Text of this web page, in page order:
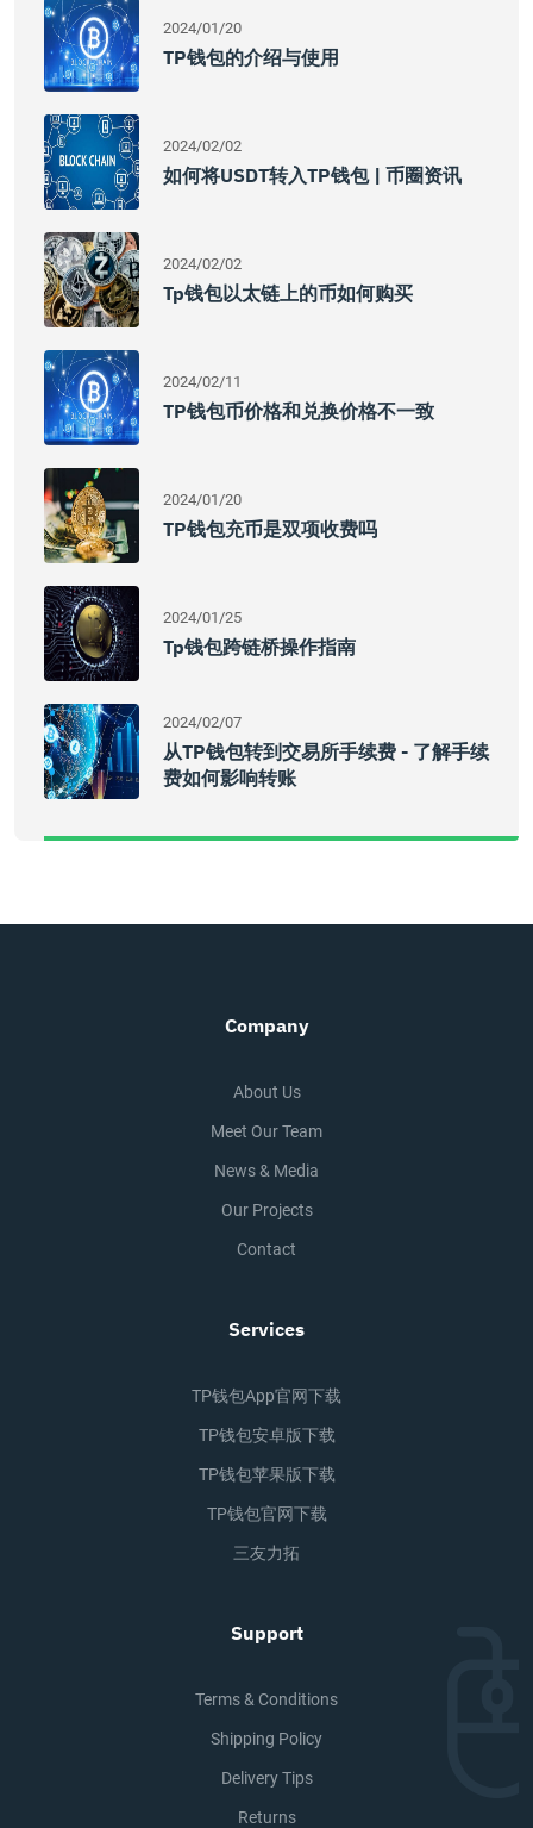
2024/01/20
TP钱包的介绍与使用
2024/02/02
如何将USDT转入TP钱包 | 币圈资讯
2024/02/02
Tp钱包以太链上的币如何购买
2024/02/11
TP钱包币价格和兑换价格不一致
2024/01/20
TP钱包充币是双项收费吗
2024/01/25
Tp钱包跨链桥操作指南
2024/02/07
从TP钱包转到交易所手续费 - 了解手续
费如何影响转账
Company
About Us
Meet Our Team
News & Media
Our Projects
Contact
Services
TP钱包app官网下载
TP钱包安卓版下载
TP钱包苹果版下载
TP钱包官网下载
三友力拓
Support
Terms & Conditions
Shipping Policy
Delivery Tips
Returns